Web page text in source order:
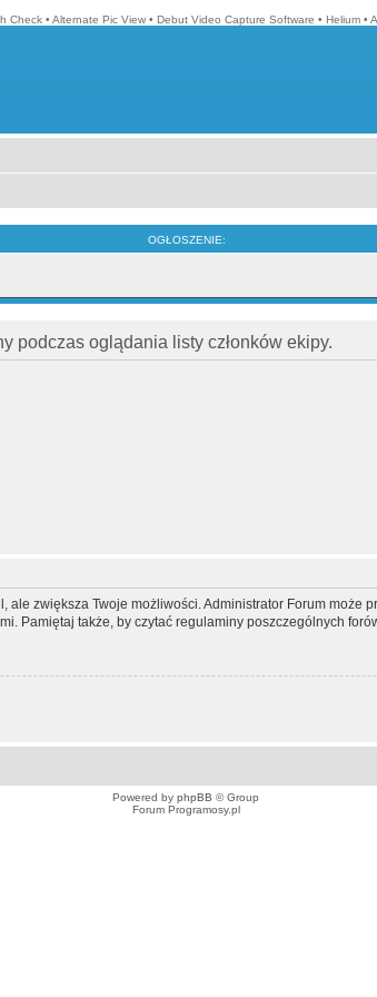
Check • Alternate Pic View • Debut Video Capture Software • Helium •
OGŁOSZENIE:
podczas oglądania listy członków ekipy.
zwiększa Twoje możliwości. Administrator Forum
Pamiętaj także, by czytać regulaminy poszczególnych
Powered by phpBB © Group
Forum Programosy.pl